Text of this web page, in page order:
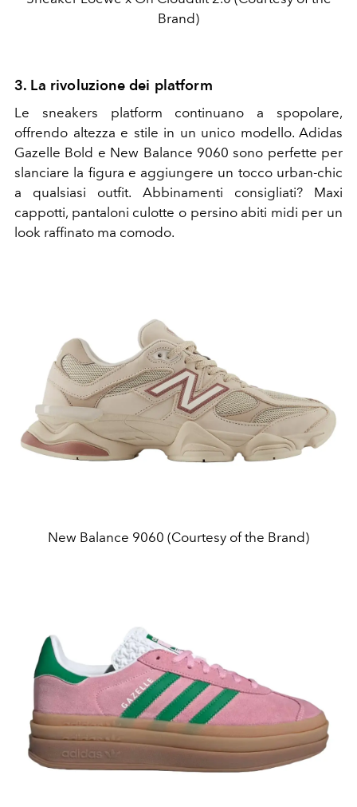
Brand)
3. La rivoluzione dei platform
Le sneakers platform continuano a spopolare,
offrendo altezza e stile in un unico modello. Adidas
Gazelle Bold e New Balance 9060 sono perfette per
slanciare la figura e aggiungere un tocco urban-chic
a qualsiasi outfit. Abbinamenti consigliati? Maxi
cappotti, pantaloni culotte o persino abiti midi per un
look raffinato ma comodo.
New Balance 9060 (Courtesy of the Brand)